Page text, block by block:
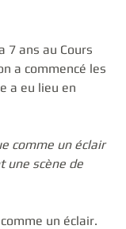
7 ans au Cours
a commencé les
a eu lieu en
comme un éclair
une scène de
un éclair.